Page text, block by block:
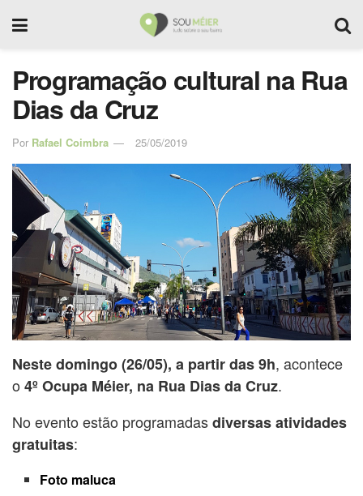
Programação cultural na Rua
Dias da Cruz
Por Rafael Coimbra 25/05/2019
Neste domingo (26/05), a partir das 9h, acontece
o 4º Ocupa Méier, na Rua Dias da Cruz.
No evento estão programadasdiversas atividades
gratuitas:
Foto maluca